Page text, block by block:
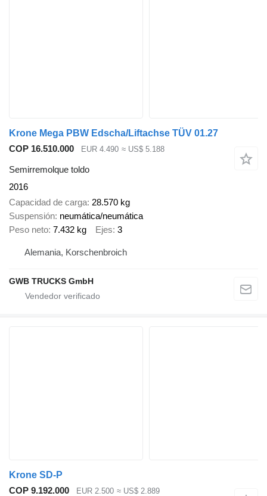
Krone Mega PBW Edscha/Liftachse TÜV 01.27
COP 16.510.000
EUR 4.490 ≈ US$ 5.188
Semirremolque toldo
2016
Capacidad de carga 28.570 kg
Suspensión neumática/neumática
Peso neto 7.432 kg Ejes 3
Alemania, Korschenbroich
GWB TRUCKS GmbH
Krone SD-P
COP 9.192.000
EUR 2.500 ≈ US$ 2.889